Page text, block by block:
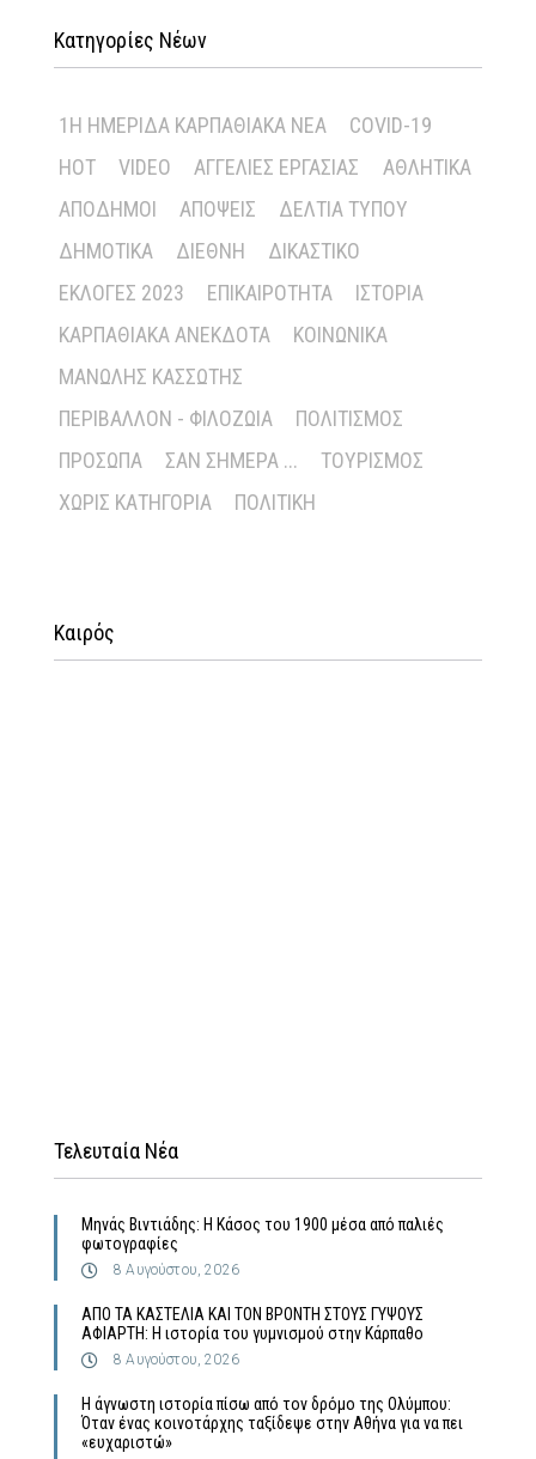
Κατηγορίες Νέων
1Η ΗΜΕΡΊΔΑ ΚΑΡΠΑΘΙΑΚΆ ΝΈΑ
COVID-19
HOT
VIDEO ΑΓΓΕΛΊΕΣ ΕΡΓΑΣΊΑΣ
ΑΘΛΗΤΙΚΆ
ΑΠΌΔΗΜΟΙ
ΑΠΌΨΕΙΣ
ΔΕΛΤΊΑ ΤΎΠΟΥ
ΔΗΜΟΤΙΚΆ
ΔΙΕΘΝΉ
ΔΙΚΑΣΤΙΚΌ
ΕΚΛΟΓΈΣ 2023
ΕΠΙΚΑΙΡΌΤΗΤΑ
ΙΣΤΟΡΊΑ
ΚΑΡΠΑΘΙΑΚΆ ΑΝΈΚΔΟΤΑ
ΚΟΙΝΩΝΙΚΆ
ΜΑΝΏΛΗΣ ΚΑΣΣΏΤΗΣ
ΠΕΡΙΒΆΛΛΟΝ - ΦΙΛΟΖΩΊΑ
ΠΟΛΙΤΙΣΜΌΣ
ΠΡΌΣΩΠΑ
ΣΑΝ ΣΉΜΕΡΑ ...
ΤΟΥΡΙΣΜΌΣ
ΧΩΡΊΣ ΚΑΤΗΓΟΡΊΑ
ΠΟΛΙΤΙΚΉ
Καιρός
Τελευταία Νέα
Μηνάς Βιντιάδης: Η Κάσος του 1900 μέσα από παλιές
φωτογραφίες
8 Αυγούστου, 2026
ΑΠΟ ΤΑ ΚΑΣΤΕΛΙΑ ΚΑΙ ΤΟΝ ΒΡΟΝΤΗ ΣΤΟΥΣ ΓΥΨΟΥΣ
ΑΦΙΑΡΤΗ: Η ιστορία του γυμνισμού στην Κάρπαθο
8 Αυγούστου, 2026
Η άγνωστη ιστορία πίσω από τον δρόμο της Ολύμπου:
Όταν ένας κοινοτάρχης ταξίδεψε στην Αθήνα για να πει
«ευχαριστώ»